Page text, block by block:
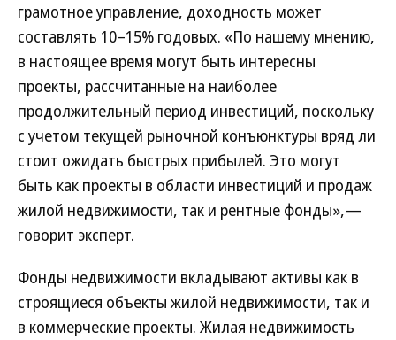
грамотное управление, доходность может
составлять 10–15% годовых. «По нашему мнению,
в настоящее время могут быть интересны
проекты, рассчитанные на наиболее
продолжительный период инвестиций, поскольку
с учетом текущей рыночной конъюнктуры вряд ли
стоит ожидать быстрых прибылей. Это могут
быть как проекты в области инвестиций и продаж
жилой недвижимости, так и рентные фонды»,—
говорит эксперт.
Фонды недвижимости вкладывают активы как в
строящиеся объекты жилой недвижимости, так и
в коммерческие проекты. Жилая недвижимость